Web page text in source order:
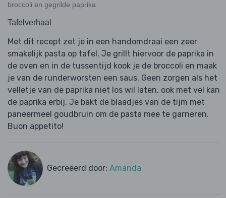
broccoli en gegrilde paprika
Tafelverhaal
Met dit recept zet je in een handomdraai een zeer
smakelijk pasta op tafel. Je grillt hiervoor de paprika in
de oven en in de tussentijd kook je de broccoli en maak
je van de runderworsten een saus. Geen zorgen als het
velletje van de paprika niet los wil laten, ook met vel kan
de paprika erbij. Je bakt de blaadjes van de tijm met
paneermeel goudbruin om de pasta mee te garneren.
Buon appetito!
Gecreëerd door: Amanda